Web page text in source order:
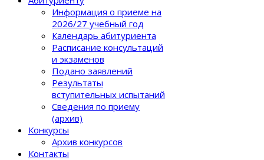
Информация о приеме на
2026/27 учебный год
Календарь абитуриента
Расписание консультаций
и экзаменов
Подано заявлений
Результаты
вступительных испытаний
Сведения по приему
(архив)
Конкурсы
Архив конкурсов
Контакты